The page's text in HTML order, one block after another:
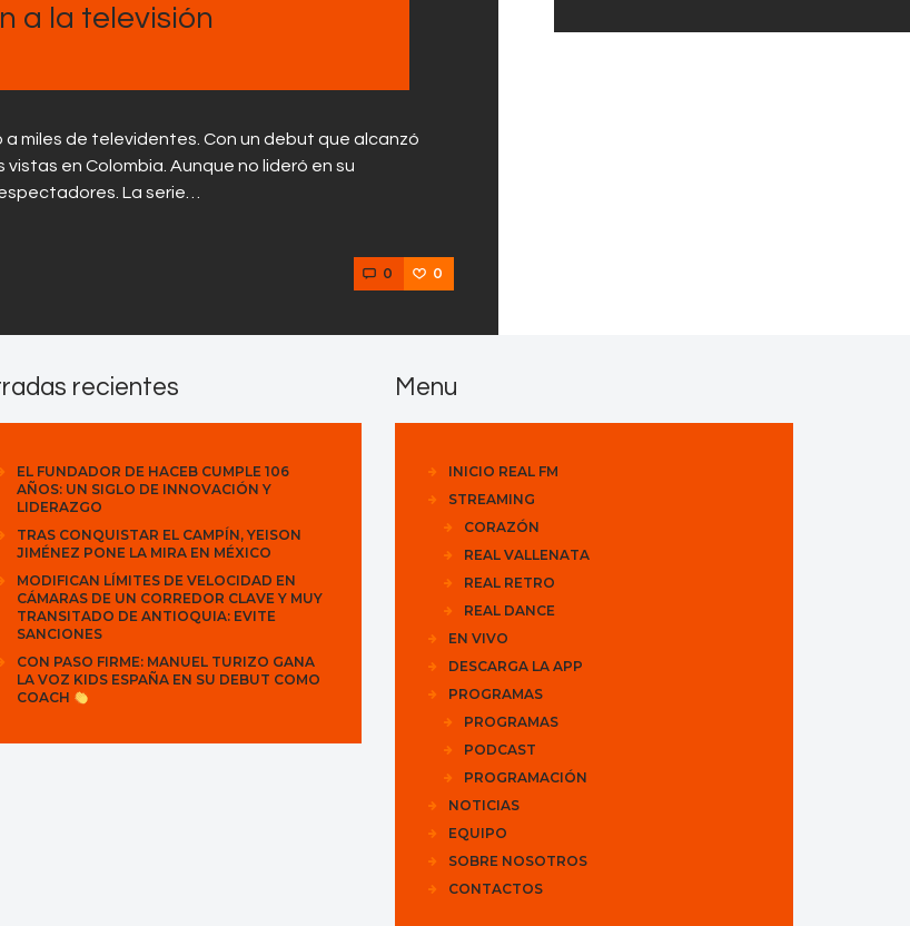
a la televisión
miles de televidentes. Con un debut que alcanzó
en Colombia. Aunque no lideró en su
La serie…
0 0
recientes
EL FUNDADOR DE HACEB CUMPLE 106
AÑOS: UN SIGLO DE INNOVACIÓN Y
LIDERAZGO
TRAS CONQUISTAR EL CAMPÍN, YEISON
JIMÉNEZ PONE LA MIRA EN MÉXICO
MODIFICAN LÍMITES DE VELOCIDAD EN
CÁMARAS DE UN CORREDOR CLAVE Y MUY
TRANSITADO DE ANTIOQUIA: EVITE
SANCIONES
CON PASO FIRME: MANUEL TURIZO GANA
LA VOZ KIDS ESPAÑA EN SU DEBUT COMO
COACH
Menu
INICIO REAL FM
STREAMING
CORAZÓN
REAL VALLENATA
REAL RETRO
REAL DANCE
EN VIVO
DESCARGA LA APP
PROGRAMAS
PROGRAMAS
PODCAST
PROGRAMACIÓN
NOTICIAS
EQUIPO
SOBRE NOSOTROS
CONTACTOS